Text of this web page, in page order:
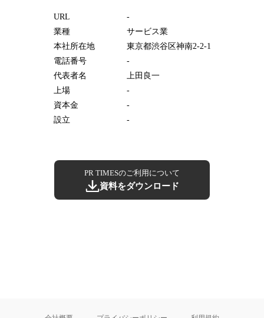
URL
-
業種
サービス業
本社所在地
東京都渋谷区神南2-2-1
電話番号
-
代表者名
上田良一
上場
-
資本金
-
設立
-
PR TIMESのご利用について
資料をダウンロード